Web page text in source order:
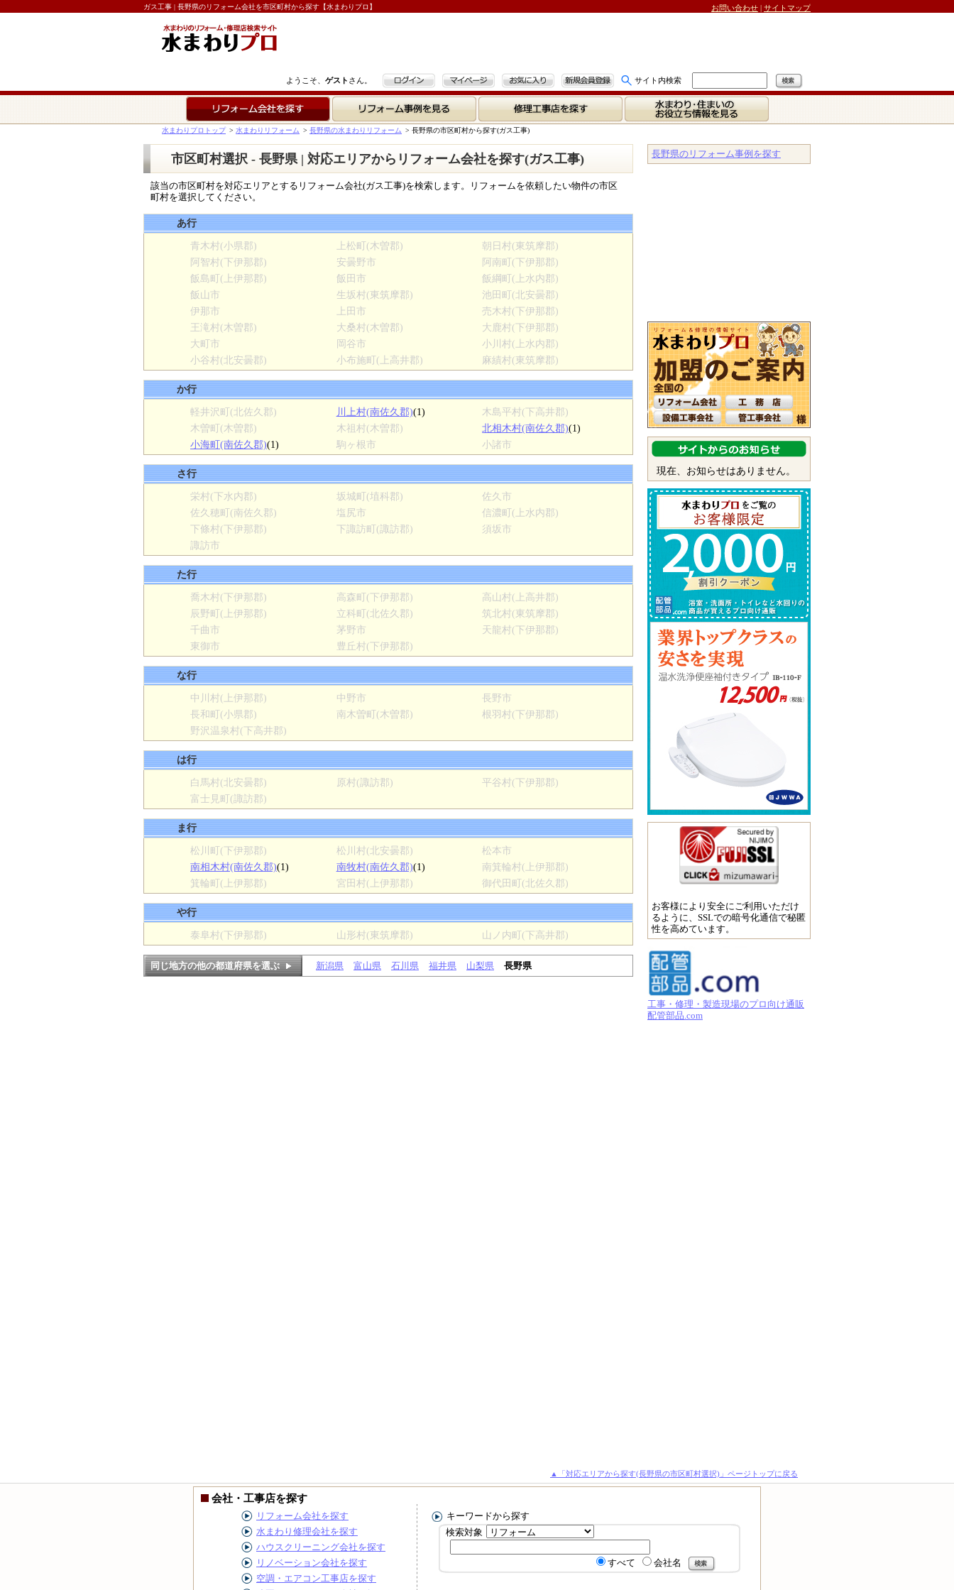
ガス工事 | 長野県のリフォーム会社を市区町村から探す【水まわりプロ】 お問い合わせ | サイトマップ
ようこそ、 ゲスト さん。 ログイン マイページ お気に入り 新規会員登録 サイト内検索
リフォーム事例を見る 修理工事店を探す
水まわり・住まいの
お役立ち情報を見る
水まわりプロトップ > 水まわりリフォーム > 長野県の水まわりリフォーム > 長野県の市区町村から探す(ガス工事)
市区町村選択 - 長野県 | 対応エリアからリフォーム会社を探す(ガス工事)
該当の市区町村を対応エリアとするリフォーム会社(ガス工事)を検索します。リフォームを依頼したい物件の市区
町村を選択してください。
あ行
青木村(小県郡)
上松町(木曽郡)
朝日村(東筑摩郡)
阿智村(下伊那郡)
安曇野市
阿南町(下伊那郡)
飯島町(上伊那郡)
飯田市
飯綱町(上水内郡)
飯山市
生坂村(東筑摩郡)
池田町(北安曇郡)
伊那市
上田市
売木村(下伊那郡)
王滝村(木曽郡)
大桑村(木曽郡)
大鹿村(下伊那郡)
大町市
岡谷市
小川村(上水内郡)
小谷村(北安曇郡)
小布施町(上高井郡) 麻績村(東筑摩郡)
か行
軽井沢町(北佐久郡)
川上村(南佐久郡)(1)
木島平村(下高井郡)
木曽町(木曽郡)
木祖村(木曽郡) 北相木村(南佐久郡)(1)
小海町(南佐久郡)(1) 駒ヶ根市 小諸市
さ行
栄村(下水内郡)
坂城町(埴科郡)
佐久市
佐久穂町(南佐久郡)
塩尻市
信濃町(上水内郡)
下條村(下伊那郡)
下諏訪町(諏訪郡)
須坂市
諏訪市
た行
喬木村(下伊那郡)
高森町(下伊那郡)
高山村(上高井郡)
辰野町(上伊那郡)
立科町(北佐久郡)
筑北村(東筑摩郡)
千曲市
茅野市
天龍村(下伊那郡)
東御市
豊丘村(下伊那郡)
な行
中川村(上伊那郡)
中野市
長野市
長和町(小県郡)
南木曽町(木曽郡)
根羽村(下伊那郡)
野沢温泉村(下高井郡)
は行
白馬村(北安曇郡)
原村(諏訪郡)
平谷村(下伊那郡)
富士見町(諏訪郡)
ま行
松川町(下伊那郡)
松川村(北安曇郡)
松本市
南相木村(南佐久郡)(1) 南牧村(南佐久郡)(1)
南箕輪村(上伊那郡)
箕輪町(上伊那郡)
宮田村(上伊那郡) 御代田町(北佐久郡)
や行
泰阜村(下伊那郡)
山形村(東筑摩郡) 山ノ内町(下高井郡)
同じ地方の他の都道府県を選ぶ 新潟県 富山県 石川県 福井県 山梨県 長野県
長野県のリフォーム事例を探す
現在、お知らせはありません。
お客様により安全にご利用いただけ
るように、SSLでの暗号化通信で秘匿
性を高めています。
工事・修理・製造現場のプロ向け通販
配管部品.com
▲「対応エリアから探す(長野県の市区町村選択)」ページトップに戻る
会社・工事店を探す
リフォーム会社を探す
水まわり修理会社を探す
ハウスクリーニング会社を探す
リノベーション会社を探す
空調・エアコン工事店を探す
キーワードから探す
検索対象
すべて 会社名